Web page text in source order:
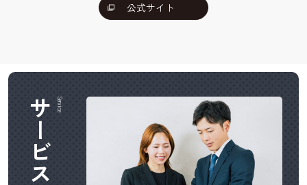
公式サイト
サービス Service